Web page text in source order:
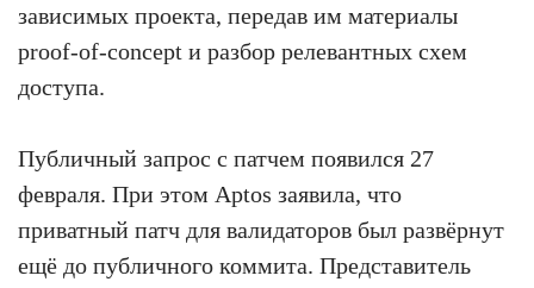
зависимых проекта, передав им материалы
proof-of-concept и разбор релевантных схем
доступа.
Публичный запрос с патчем появился 27
февраля. При этом Aptos заявила, что
приватный патч для валидаторов был развёрнут
ещё до публичного коммита. Представитель